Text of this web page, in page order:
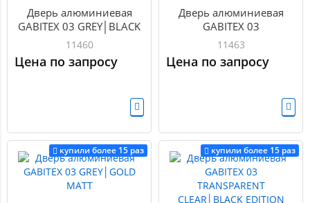
Дверь алюминиевая
GABITEX 03 GREY│BLACK
EDITION
11460
Цена по запросу
Дверь алюминиевая
GABITEX 03
GREY│CHROME MATT
11463
Цена по запросу
купили более 15 раз купили более 15 раз